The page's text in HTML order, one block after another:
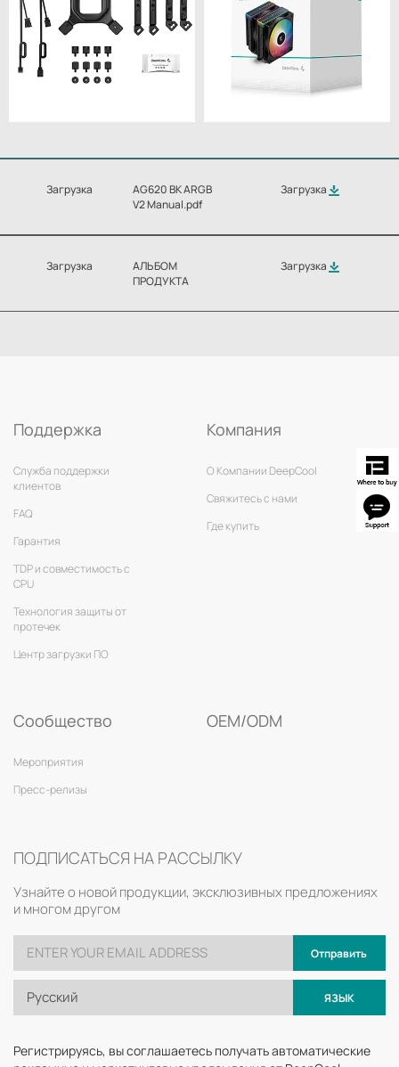
Загрузка
AG620 BK ARGB
V2 Manual.pdf
Загрузка
Загрузка
АЛЬБОМ
ПРОДУКТА
Загрузка
Поддержка
Служба поддержки
клиентов
FAQ
Гарантия
TDP и совместимость с
CPU
Технология защиты от
протечек
Центр загрузки ПО
Компания
О Компании DeepCool
Свяжитесь с нами
Где купить
Сообщество
Мероприятия
Пресс-релизы
OEM/ODM
ПОДПИСАТЬСЯ НА РАССЫЛКУ
Узнайте о новой продукции, эксклюзивных предложениях
и многом другом
Отправить
Русский ЯЗЫК
Регистрируясь, вы соглашаетесь получать автоматические